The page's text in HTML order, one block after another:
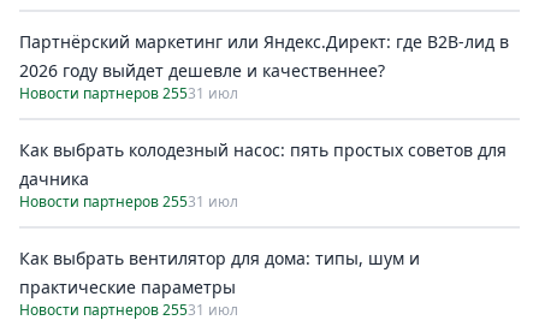
Партнёрский маркетинг или Яндекс.Директ: где B2B-лид в
2026 году выйдет дешевле и качественнее?
Новости партнеров 25531 июл
Как выбрать колодезный насос: пять простых советов для
дачника
Новости партнеров 25531 июл
Как выбрать вентилятор для дома: типы, шум и
практические параметры
Новости партнеров 25531 июл